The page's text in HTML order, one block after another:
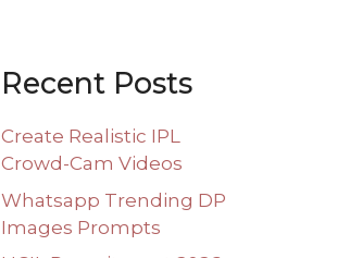
Recent Posts
Create Realistic IPL
Crowd-Cam Videos
Whatsapp Trending DP
Images Prompts